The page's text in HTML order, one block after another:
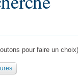
pour faire un choix)